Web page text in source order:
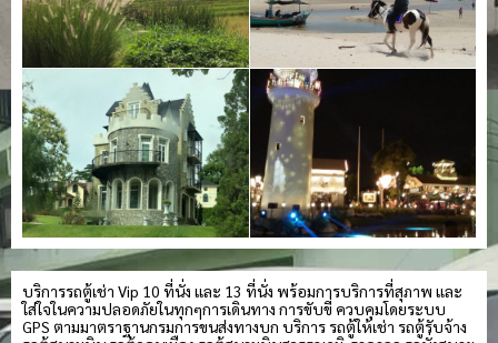
บริการรถตู้เช่า Vip 10 ที่นั่ง และ 13 ที่นั่ง พร้อมการบริการที่สุภาพ และ
ใส่ใจในความปลอดภัยในทุกๆการเดินทาง การขับขี่ ควบคุมโดยระบบ
GPS ตามมาตราฐานกรมการขนส่งทางบก บริการ รถตู้ให้เช่า รถตู้รับจ้าง